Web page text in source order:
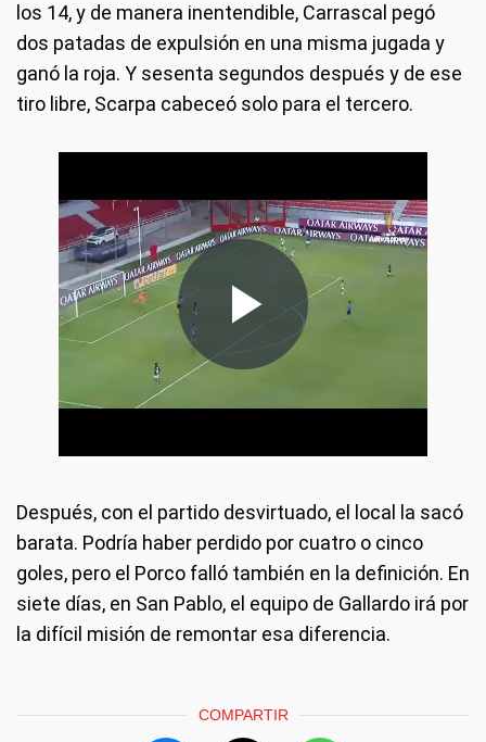
los 14, y de manera inentendible, Carrascal pegó
dos patadas de expulsión en una misma jugada y
ganó la roja. Y sesenta segundos después y de ese
tiro libre, Scarpa cabeceó solo para el tercero.
Después, con el partido desvirtuado, el local la sacó
barata. Podría haber perdido por cuatro o cinco
goles, pero el Porco falló también en la definición. En
siete días, en San Pablo, el equipo de Gallardo irá por
la difícil misión de remontar esa diferencia.
COMPARTIR